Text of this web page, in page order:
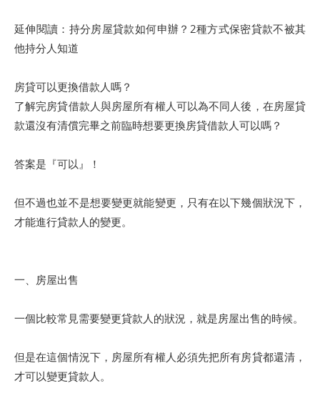
延伸閱讀：持分房屋貸款如何申辦？2種方式保密貸款不被其
他持分人知道
房貸可以更換借款人嗎？
了解完房貸借款人與房屋所有權人可以為不同人後，在房屋貸
款還沒有清償完畢之前臨時想要更換房貸借款人可以嗎？
答案是『可以』！
但不過也並不是想要變更就能變更，只有在以下幾個狀況下，
才能進行貸款人的變更。
一、房屋出售
一個比較常見需要變更貸款人的狀況，就是房屋出售的時候。
但是在這個情況下，房屋所有權人必須先把所有房貸都還清，
才可以變更貸款人。